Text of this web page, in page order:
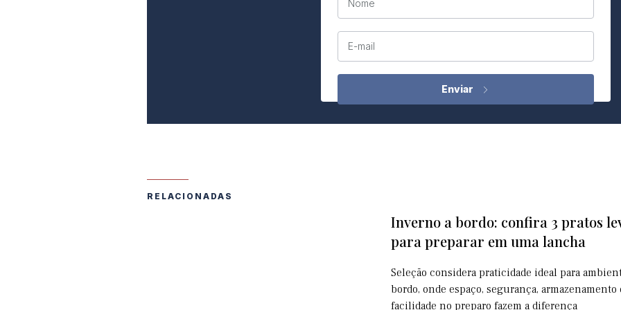
Nome
E-mail
RELACIONADAS
Inverno a bordo: confira 3 pratos
para preparar em uma lancha
Seleção considera praticidade ideal para
bordo, onde espaço, segurança, armazenamento
facilidade no preparo fazem a diferença